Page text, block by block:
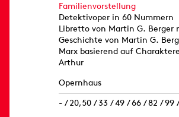
Familienvorstellung
Detektivoper in 60 Nummern
Libretto von Martin G. Berger
Geschichte von Martin G.
Marx basierend auf
Arthur
Opernhaus
- / 20,50 / 33 / 49 / 66 / 82 / 99